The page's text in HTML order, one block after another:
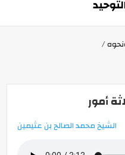
أمور
الشيخ محمد الصالح بن عثيمين